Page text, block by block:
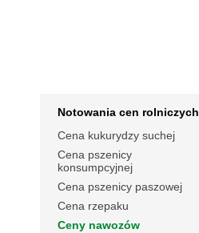
Notowania cen rolniczych
Cena kukurydzy suchej
Cena pszenicy
konsumpcyjnej
Cena pszenicy paszowej
Cena rzepaku
Ceny nawozów